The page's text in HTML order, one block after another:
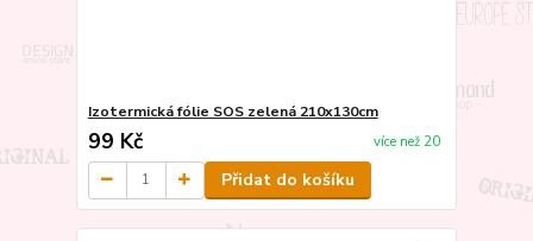
Izotermická fólie SOS zelená 210x130cm
99 Kč více než 20
Přidat do košíku